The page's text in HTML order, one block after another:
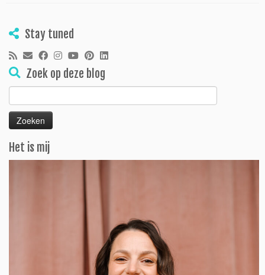
Stay tuned
Zoek op deze blog
Zoeken
naar:
Het is mij